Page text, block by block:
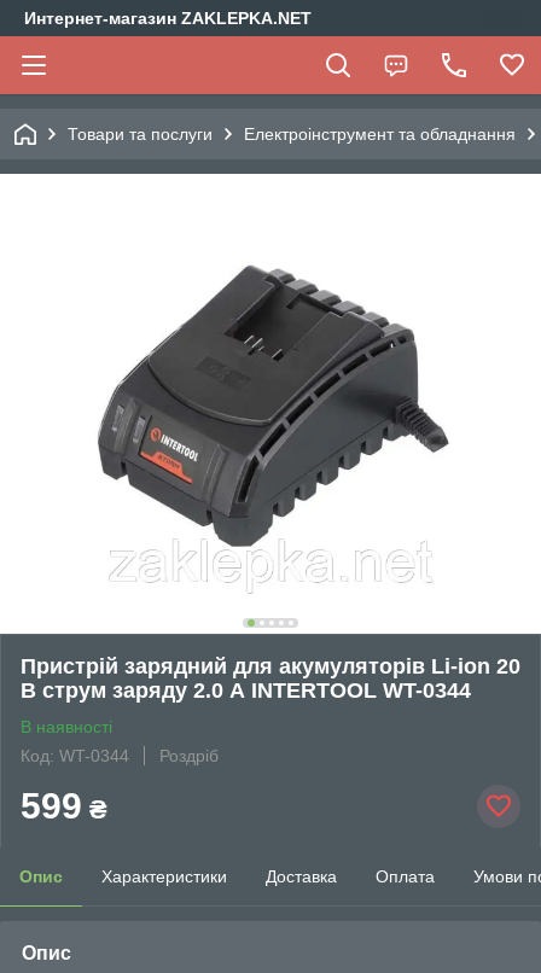
Интернет-магазин ZAKLEPKA.NET
Товари та послуги Електроінструмент та обладнання
Пристрій зарядний для акумуляторів Li-ion 20
В струм заряду 2.0 А INTERTOOL WT-0344
В наявності
Код: WT-0344
Роздріб
599 ₴
Опис Характеристики Доставка Оплата Умови
Опис